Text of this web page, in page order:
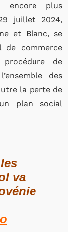
encore plus
juillet 2024,
et Blanc, se
de commerce
procédure de
des
la perte de
plan social
va